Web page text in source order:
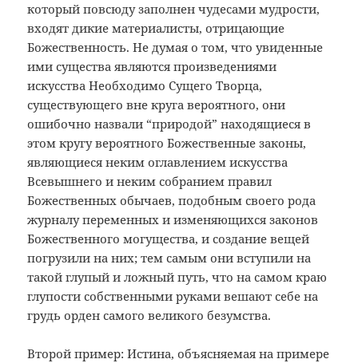
который повсюду заполнен чудесами мудрости,
входят дикие материалисты, отрицающие
Божественность. Не думая о том, что увиденные
ими существа являются произведениями
искусства Необходимо Сущего Творца,
существующего вне круга вероятного, они
ошибочно назвали “природой” находящиеся в
этом кругу вероятного Божественные законы,
являющиеся неким оглавлением искусства
Всевышнего и неким собранием правил
Божественных обычаев, подобным своего рода
журналу переменных и изменяющихся законов
Божественного могущества, и создание вещей
погрузили на них; тем самым они вступили на
такой глупый и ложный путь, что на самом краю
глупости собственными руками вешают себе на
грудь орден самого великого безумства.
Второй пример: Истина, объясняемая на примере